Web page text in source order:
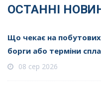
ОСТАННІ
Що чекає на побутових
борги або терміни
08 сер 2026